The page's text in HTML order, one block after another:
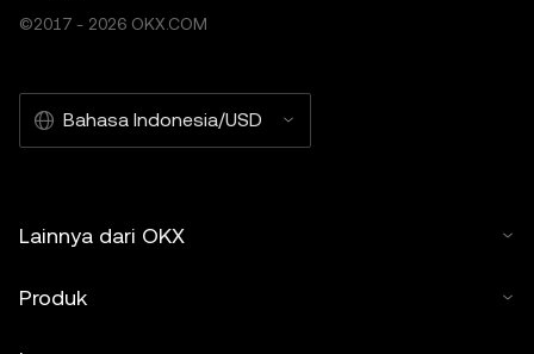
©2017 - 2026 OKX.COM
Bahasa Indonesia/USD
Lainnya dari OKX
Produk